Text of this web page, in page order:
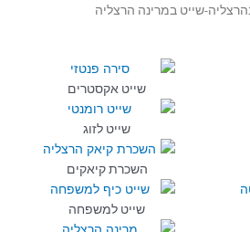
שייט במרינה הרצליה
שייט אקסטרים
שייט לזוג
השכרת קיאקים
שייט למשפחה